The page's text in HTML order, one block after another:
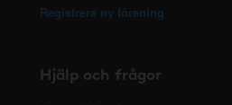
Registrera ny förening
Hjälp och frågor